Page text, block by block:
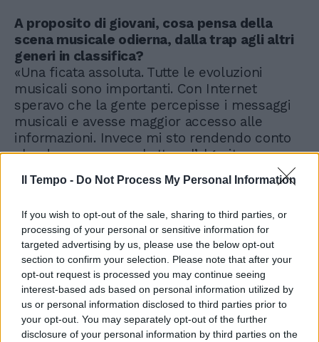
Il Tempo - Do Not Process My Personal Information
If you wish to opt-out of the sale, sharing to third parties, or
processing of your personal or sensitive information for
targeted advertising by us, please use the below opt-out
section to confirm your selection. Please note that after your
opt-out request is processed you may continue seeing
interest-based ads based on personal information utilized by
us or personal information disclosed to third parties prior to
your opt-out. You may separately opt-out of the further
disclosure of your personal information by third parties on the
A proposito di giovani, cosa pensa della
scena musicale odierna, dalla trap agli altri
generi in classifica?
«Una ficata assoluta. Tutte le evoluzioni
musicali sono importanti. Con Internet
speravo che la gente percepisse i messaggi
musicali e avesse maggior accesso alle
informazioni. Invece mi sto rendendo conto
che dovremmo combattere l’algoritmo
omologazione ma non si può generalizzare.
bella o fa cacare. Anche nella trap ci sono
cose che non valgono nulla e altre molto
interessanti. È giusto rompere gli schemi e
spaccare i movimenti musicali: si creano le
fratture in cui inserire il filo d’oro che usano i
giapponesi per aggiustare le ceramiche
rotte».